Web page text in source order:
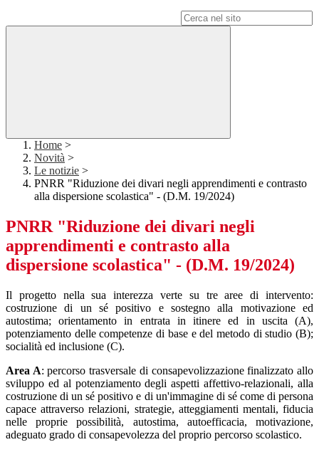
Home >
Novità >
Le notizie >
PNRR "Riduzione dei divari negli apprendimenti e contrasto
alla dispersione scolastica" - (D.M. 19/2024)
PNRR "Riduzione dei divari negli
apprendimenti e contrasto alla
dispersione scolastica" - (D.M. 19/2024)
Il progetto nella sua interezza verte su tre aree di intervento:
costruzione di un sé positivo e sostegno alla motivazione ed
autostima; orientamento in entrata in itinere ed in uscita (A),
potenziamento delle competenze di base e del metodo di studio (B);
socialità ed inclusione (C).
Area A: percorso trasversale di consapevolizzazione finalizzato allo
sviluppo ed al potenziamento degli aspetti affettivo-relazionali, alla
costruzione di un sé positivo e di un'immagine di sé come di persona
capace attraverso relazioni, strategie, atteggiamenti mentali, fiducia
nelle proprie possibilità, autostima, autoefficacia, motivazione,
adeguato grado di consapevolezza del proprio percorso scolastico.